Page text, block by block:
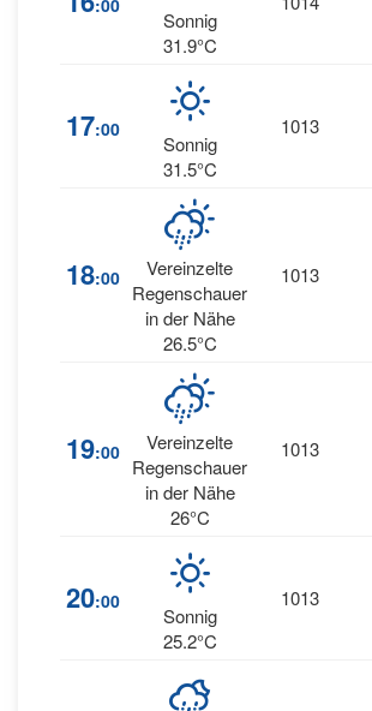
:00
Sonnig
31.9°C
17:00
Sonnig
31.5°C
1013
18:00
Vereinzelte
Regenschauer
in der Nähe
26.5°C
1013
19:00
Vereinzelte
Regenschauer
in der Nähe
26°C
1013
20:00
Sonnig
25.2°C
1013